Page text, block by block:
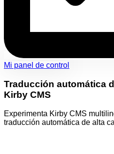
Mi panel de control
Traducción automática
Kirby CMS
Experimenta Kirby CMS
traducción automática de alta